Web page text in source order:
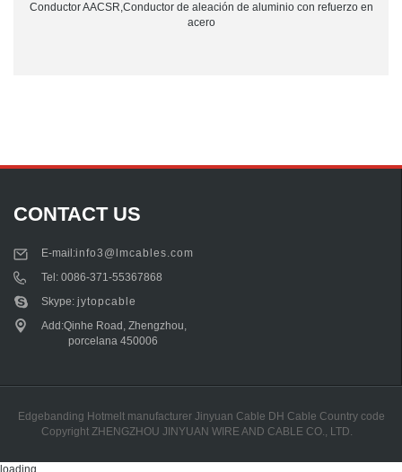
Conductor AACSR,Conductor de aleación de aluminio con refuerzo en
acero
CONTACT US
E-mail:info3@lmcables.com
Tel: 0086-371-55367868
Skype: jytopcable
Add:Qinhe Road, Zhengzhou,
porcelana 450006
Edgebanding Hotmelt manufacturer Jinyuan Cable DH Cable Country code
Copyright ZHENGZHOU JINYUAN WIRE AND CABLE CO., LTD.